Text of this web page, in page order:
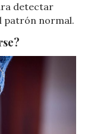
detectar
patrón normal.